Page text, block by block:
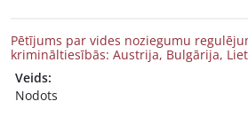
Pētījums par vides noziegumu
krimināltiesībās: Austrija, Bulgārija,
Veids:
Nodots